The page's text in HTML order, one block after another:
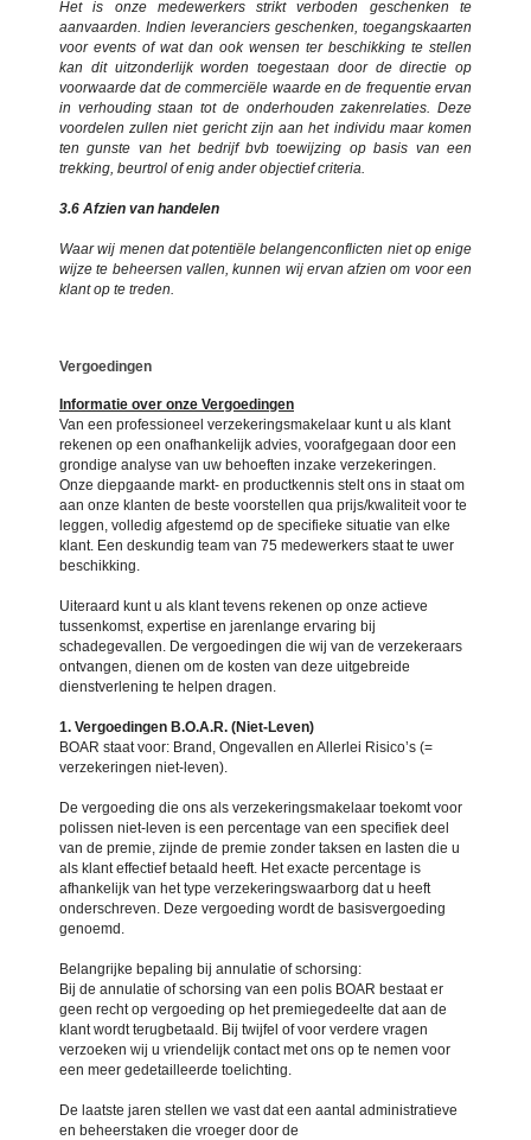
Het is onze medewerkers strikt verboden geschenken te
aanvaarden. Indien leveranciers geschenken, toegangskaarten
voor events of wat dan ook wensen ter beschikking te stellen
kan dit uitzonderlijk worden toegestaan door de directie op
voorwaarde dat de commerciële waarde en de frequentie ervan
in verhouding staan tot de onderhouden zakenrelaties. Deze
voordelen zullen niet gericht zijn aan het individu maar komen
ten gunste van het bedrijf bvb toewijzing op basis van een
trekking, beurtrol of enig ander objectief criteria.
3.6 Afzien van handelen
Waar wij menen dat potentiële belangenconflicten niet op enige
wijze te beheersen vallen, kunnen wij ervan afzien om voor een
klant op te treden.
Vergoedingen
Informatie over onze Vergoedingen
Van een professioneel verzekeringsmakelaar kunt u als klant
rekenen op een onafhankelijk advies, voorafgegaan door een
grondige analyse van uw behoeften inzake verzekeringen.
Onze diepgaande markt- en productkennis stelt ons in staat om
aan onze klanten de beste voorstellen qua prijs/kwaliteit voor te
leggen, volledig afgestemd op de specifieke situatie van elke
klant. Een deskundig team van 75 medewerkers staat te uwer
beschikking.
Uiteraard kunt u als klant tevens rekenen op onze actieve
tussenkomst, expertise en jarenlange ervaring bij
schadegevallen. De vergoedingen die wij van de verzekeraars
ontvangen, dienen om de kosten van deze uitgebreide
dienstverlening te helpen dragen.
1. Vergoedingen B.O.A.R. (Niet-Leven)
BOAR staat voor: Brand, Ongevallen en Allerlei Risico’s (=
verzekeringen niet-leven).
De vergoeding die ons als verzekeringsmakelaar toekomt voor
polissen niet-leven is een percentage van een specifiek deel
van de premie, zijnde de premie zonder taksen en lasten die u
als klant effectief betaald heeft. Het exacte percentage is
afhankelijk van het type verzekeringswaarborg dat u heeft
onderschreven. Deze vergoeding wordt de basisvergoeding
genoemd.
Belangrijke bepaling bij annulatie of schorsing:
Bij de annulatie of schorsing van een polis BOAR bestaat er
geen recht op vergoeding op het premiegedeelte dat aan de
klant wordt terugbetaald. Bij twijfel of voor verdere vragen
verzoeken wij u vriendelijk contact met ons op te nemen voor
een meer gedetailleerde toelichting.
De laatste jaren stellen we vast dat een aantal administratieve
en beheerstaken die vroeger door de